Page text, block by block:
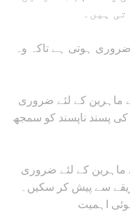
ہیں۔
ضروری ہوتی ہے تاکہ وہ
کے ماہرین کے لئے ضروری
کی پسند ناپسند کو سمجھ
ماہرین کے لئے ضروری
سے پیش کر سکیں۔
اہمیت